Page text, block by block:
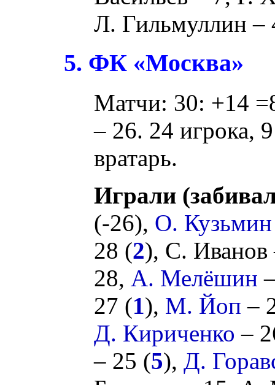
Л. Гильмуллин –
5. ФК «Москва»
Матчи: 30: +14
– 26. 24 игрока,
вратарь.
Играли
(-26), О. Кузьмин
28 (2), С. Иванов
28, А. Мелёшин
27 (1), М. Йоп –
Д. Кириченко –
– 25 (5), Д.